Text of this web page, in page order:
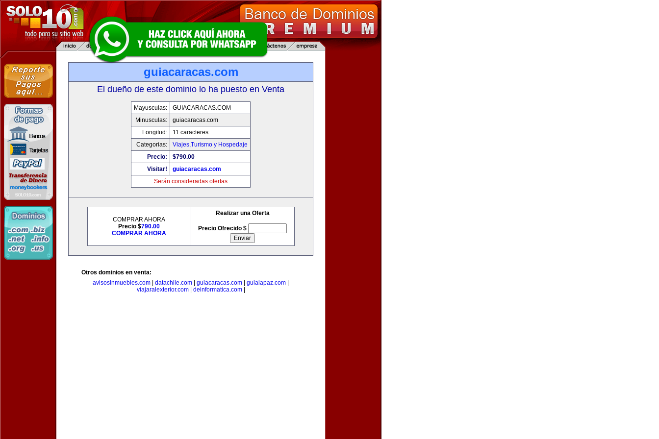
guiacaracas.com
El dueño de este dominio lo ha puesto en Venta
Mayusculas:
GUIACARACAS.COM
Minusculas:
guiacaracas.com
Longitud:
11 caracteres
Categorias:
Viajes,Turismo y Hospedaje
Precio:
$790.00
Visitar!
guiacaracas.com
Serán consideradas ofertas
COMPRAR AHORA
Precio $790.00
COMPRAR AHORA
Realizar una Oferta
Precio Ofrecido $
Otros dominios en venta:
avisosinmuebles.com
datachile.com guiacaracas.com guialapaz.com
viajaralexterior.com| deinformatica.com|